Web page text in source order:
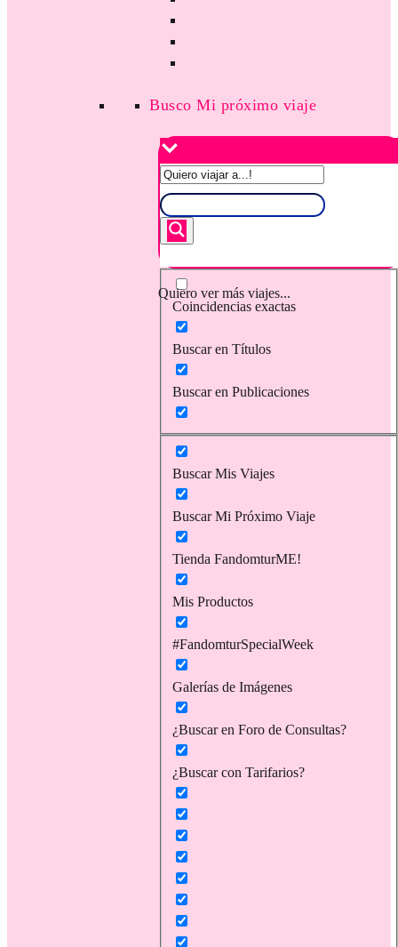
Busco Mi próximo viaje
Quiero ver más viajes...
Coincidencias exactas
Buscar en Títulos
Buscar en Publicaciones
Buscar Mis Viajes
Buscar Mi Próximo Viaje
Tienda FandomturME!
Mis Productos
#FandomturSpecialWeek
Galerías de Imágenes
¿Buscar en Foro de Consultas?
¿Buscar con Tarifarios?